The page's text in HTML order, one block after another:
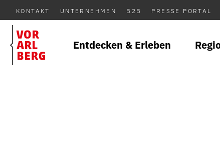
KONTAKT UNTERNEHMEN B2B PRESSE PORTAL
Entdecken & Erleben